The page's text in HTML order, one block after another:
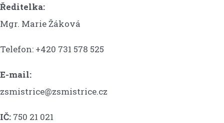
Ředitelka:
Mgr. Marie Žáková
Telefon: +420 731 578 525
E-mail:
zsmistrice@zsmistrice.cz
IČ: 750 21 021